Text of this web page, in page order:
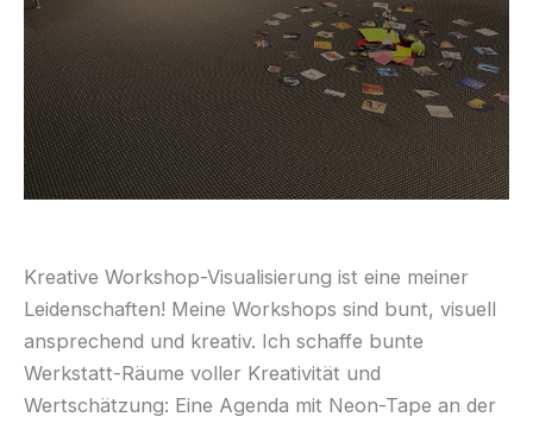
Kreative Workshop-Visualisierung ist eine meiner
Leidenschaften! Meine Workshops sind bunt, visuell
ansprechend und kreativ. Ich schaffe bunte
Werkstatt-Räume voller Kreativität und
Wertschätzung: Eine Agenda mit Neon-Tape an der